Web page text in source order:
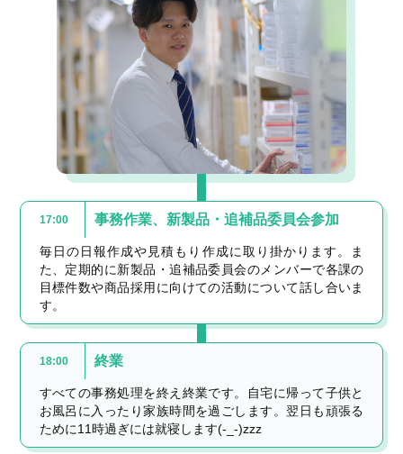
17:00 事務作業、新製品・追補品委員会参加
毎日の日報作成や見積もり作成に取り掛かります。ま
た、定期的に新製品・追補品委員会のメンバーで各課の
目標件数や商品採用に向けての活動について話し合いま
す。
18:00 終業
すべての事務処理を終え終業です。自宅に帰って子供と
お風呂に入ったり家族時間を過ごします。翌日も頑張る
ために11時過ぎには就寝します(-_-)zzz